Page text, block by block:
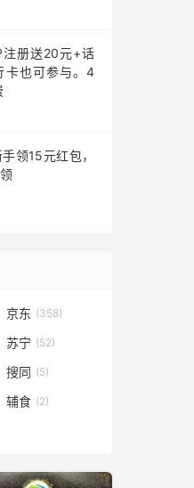
注册送20元+话
卡也可参与。4
领15元红包，
京东 (358)
苏宁 (52)
搜同 (5)
辅食 (2)